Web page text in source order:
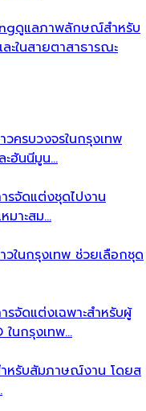
ดูแลภาพลักษณ์สำหรับ
ะในสายตาสาธารณะ
วครบวงจรในกรุงเทพ
ฮันนีมูน…
รจัดแต่งชุดไปงาน
มาะสม…
วในกรุงเทพ ช่วยเลือกชุด
รจัดแต่งเฉพาะสำหรับผู้
ในกรุงเทพ…
หรับสัมภาษณ์งาน โดยส